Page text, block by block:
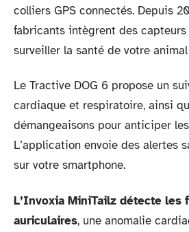
colliers GPS connectés. Depuis
fabricants intègrent des
surveiller la santé de votre
Le Tractive DOG 6 propose un
cardiaque et respiratoire, ainsi
démangeaisons pour anticiper
L’application envoie des alertes
sur votre smartphone.
L’Invoxia MiniTailz détecte les
auriculaires, une anomalie